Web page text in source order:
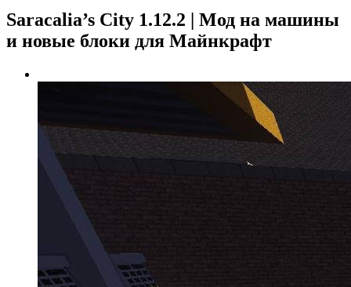
Saracalia’s City 1.12.2 | Мод на машины
и новые блоки для Майнкрафт